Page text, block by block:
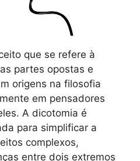
que se refere à
partes opostas e
origens na filosofia
em pensadores
A dicotomia é
para simplificar a
complexos,
entre dois extremos